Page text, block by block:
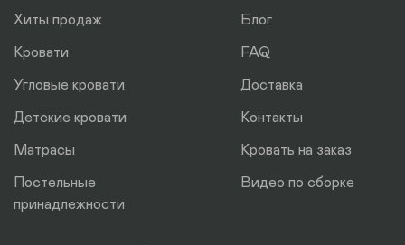
Хиты продаж
Кровати
Угловые кровати
Детские кровати
Матрасы
Постельные
принадлежности
Блог
FAQ
Доставка
Контакты
Кровать на заказ
Видео по сборке